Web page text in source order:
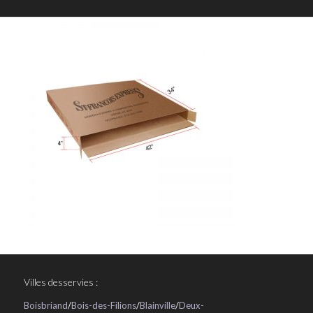
Villes desservies :
Boisbriand/Bois-des-Filions/Blainville/Deux-